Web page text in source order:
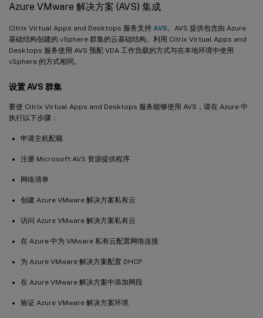
Azure VMware 解决方案 (AVS) 集成
Citrix Virtual Apps and Desktops 服务支持 AVS 。AVS 提供包含由 Azure
基础结构创建的 vSphere 群集的云基础结构。利用 Citrix Virtual Apps and
Desktops 服务使用 AVS 预配 VDA 工作负载的方式与在本地环境中使用
vSphere 的方式相同。
设置 AVS 群集
要使 Citrix Virtual Apps and Desktops 服务能够使用 AVS，请在 Azure 中
执行以下步骤：
申请主机配额
注册 Microsoft.AVS 资源提供程序
网络清单
创建 Azure VMware 解决方案私有云
访问 Azure VMware 解决方案私有云
在 Azure 中为 VMware 私有云配置网络连接
为 Azure VMware 解决方案配置 DHCP
在 Azure VMware 解决方案中添加网段
验证 Azure VMware 解决方案环境